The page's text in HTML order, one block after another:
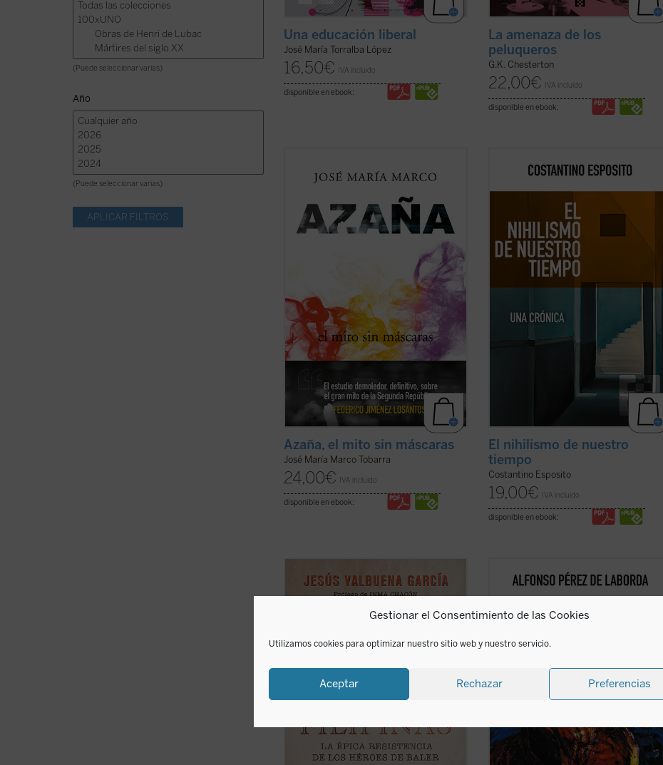
Gestionar el Consentimiento de las Cookies
Utilizamos cookies para optimizar nuestro sitio web y nuestro servicio.
Aceptar Rechazar Preferencias
(Puede seleccionar varias)
Año
(Puede seleccionar varias)
Una educación liberal
José María Torralba López
16,50€ IVA incluido
disponible en ebook:
La amenaza de los
peluqueros
G.K. Chesterton
22,00€ IVA incluido
disponible en ebook:
María Marco, autor hace ya treinta años
de Manuel Azaña, ha compuesto este
nuevo ensayo histórico-político sobre el
escritor y político de Alcalá de Henares ...
Azaña, el mito sin máscaras
José María Marco Tobarra
24,00€ IVA incluido
disponible en ebook:
El nihilismo se ha convertido en nuestro
modo una forma de pensamiento que, en
el pasado, con sus críticas y propuestas,
abocaba a una pérdida de valores e
ideales, plantea en estos momentos
cuestiones ...(ver ficha)
El nihilismo de nuestro
tiempo
Costantino Esposito
19,00€ IVA incluido
disponible en ebook:
Un viaje en el tiempo a la remota iglesia
en la isla de Luzón en la que el último
sobrevivió al asedio militar más duradero
libro recoge documentos inéditos y ...(ver
Punto omega: punto atractivo de
Punto de encarnación. La realidad se nos
se expresa como realidad. Nuestras